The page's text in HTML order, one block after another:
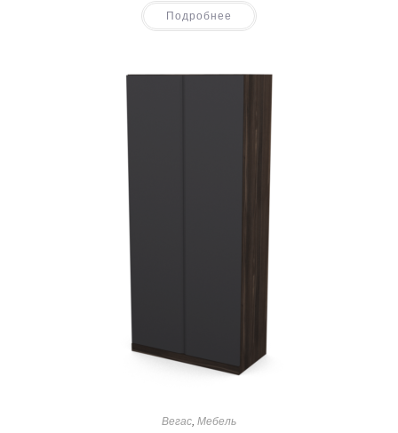
Подробнее
Вегас Мебель